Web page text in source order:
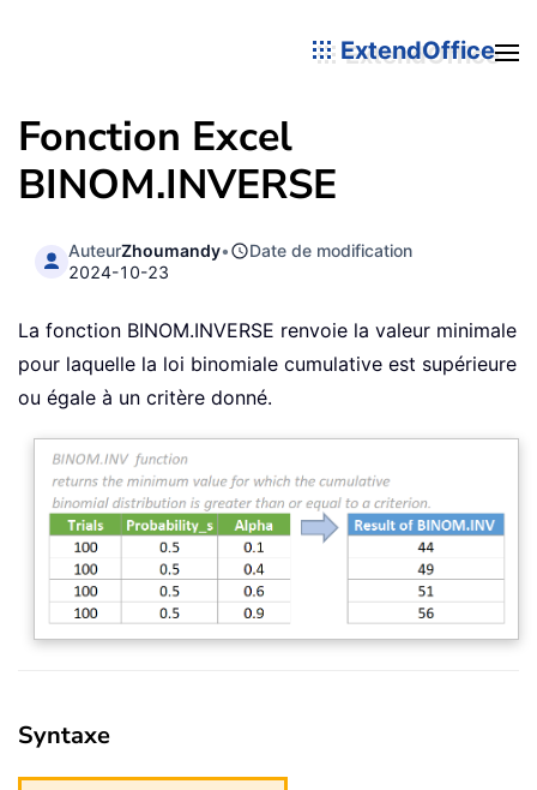
ExtendOffice
Fonction Excel
BINOM.INVERSE
AuteurZhoumandy•
Date de modification
2024-10-23
La fonction BINOM.INVERSE renvoie la valeur minimale
pour laquelle la loi binomiale cumulative est supérieure
ou égale à un critère donné.
Syntaxe